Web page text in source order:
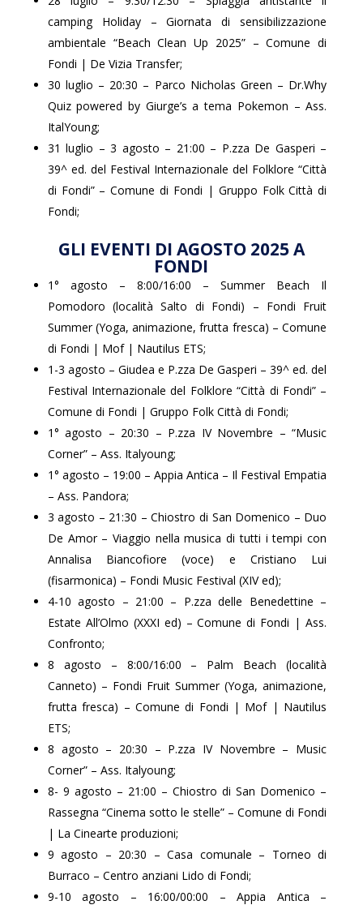
camping Holiday – Giornata di sensibilizzazione
ambientale “Beach Clean Up 2025” – Comune di
Fondi | De Vizia Transfer;
30 luglio – 20:30 – Parco Nicholas Green – Dr.Why
Quiz powered by Giurge’s a tema Pokemon – Ass.
ItalYoung;
31 luglio – 3 agosto – 21:00 – P.zza De Gasperi –
39^ ed. del Festival Internazionale del Folklore “Città
di Fondi” – Comune di Fondi | Gruppo Folk Città di
Fondi;
GLI EVENTI DI AGOSTO 2025 A
FONDI
1° agosto – 8:00/16:00 – Summer Beach Il
Pomodoro (località Salto di Fondi) – Fondi Fruit
Summer (Yoga, animazione, frutta fresca) – Comune
di Fondi | Mof | Nautilus ETS;
1-3 agosto – Giudea e P.zza De Gasperi – 39^ ed. del
Festival Internazionale del Folklore “Città di Fondi” –
Comune di Fondi | Gruppo Folk Città di Fondi;
1° agosto – 20:30 – P.zza IV Novembre – “Music
Corner” – Ass. Italyoung;
1° agosto – 19:00 – Appia Antica – Il Festival Empatia
– Ass. Pandora;
3 agosto – 21:30 – Chiostro di San Domenico – Duo
De Amor – Viaggio nella musica di tutti i tempi con
Annalisa Biancofiore (voce) e Cristiano Lui
(fisarmonica) – Fondi Music Festival (XIV ed);
4-10 agosto – 21:00 – P.zza delle Benedettine –
Estate All’Olmo (XXXI ed) – Comune di Fondi | Ass.
Confronto;
8 agosto – 8:00/16:00 – Palm Beach (località
Canneto) – Fondi Fruit Summer (Yoga, animazione,
frutta fresca) – Comune di Fondi | Mof | Nautilus
ETS;
8 agosto – 20:30 – P.zza IV Novembre – Music
Corner” – Ass. Italyoung;
8- 9 agosto – 21:00 – Chiostro di San Domenico –
Rassegna “Cinema sotto le stelle” – Comune di Fondi
| La Cinearte produzioni;
9 agosto – 20:30 – Casa comunale – Torneo di
Burraco – Centro anziani Lido di Fondi;
9-10 agosto – 16:00/00:00 – Appia Antica –